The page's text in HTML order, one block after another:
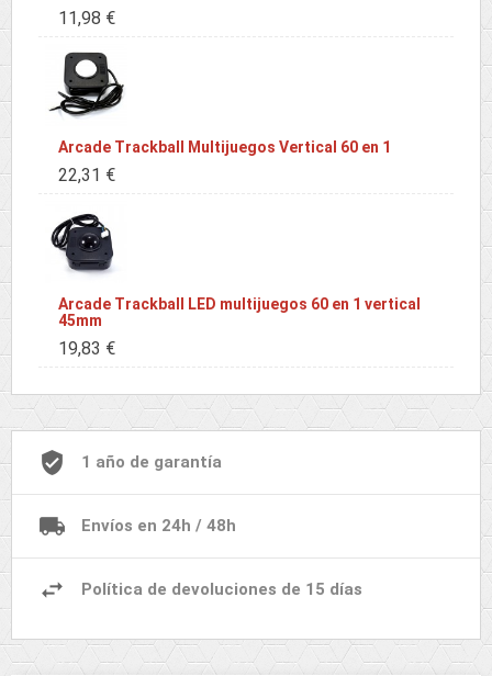
11,98 €
Arcade Trackball Multijuegos Vertical 60 en 1
22,31 €
Arcade Trackball LED multijuegos 60 en 1 vertical
45mm
19,83 €
1 año de garantía
Envíos en 24h / 48h
Política de devoluciones de 15 días